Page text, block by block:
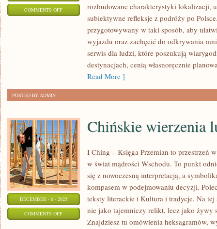
COMMENTS OFFON
rozbudowane charakterystyki lokalizacji,
subiektywne refleksje z podróży po
przygotowywany w taki sposób, aby
wyjazdu oraz zachęcić do odkrywania
serwis dla ludzi, które poszukują
destynacjach, cenią własnoręcznie
Read More ]
POSTED BY ADMIN
DECEMBER - 6 - 2025
COMMENTS OFFON
Chińskie wierzenia
I Ching – Księga Przemian to przestrzeń
w świat mądrości Wschodu. To punkt
się z nowoczesną interpretacją, a
kompasem w podejmowaniu decyzji.
teksty literackie i Kultura i tradycje. Na
nie jako tajemniczy relikt, lecz jako żywy
Znajdziesz tu omówienia heksagramów,